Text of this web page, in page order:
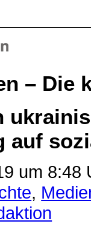
– Die
auf
um 8:48
,